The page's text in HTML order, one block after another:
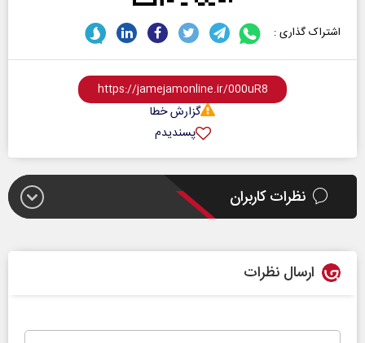
اشتراک گذاری :
گزارش خطا
پسندیدم
نظرات کاربران
ارسال نظرات